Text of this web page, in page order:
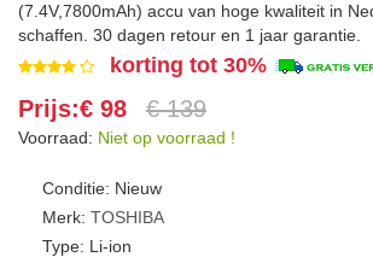
(7.4V,7800mAh) accu van hoge kwaliteit in
schaffen. 30 dagen retour en 1 jaar garantie.
korting tot 30%
Prijs:€ 98 € 139
Voorraad: Niet op voorraad !
Conditie: Nieuw
Merk: TOSHIBA
Type: Li-ion